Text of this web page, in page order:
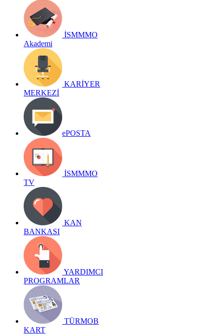
İSMMMO
Akademi
KARİYER
MERKEZİ
ePOSTA
İSMMMO
TV
KAN
BANKASI
YARDIMCI
PROGRAMLAR
TÜRMOB
KART